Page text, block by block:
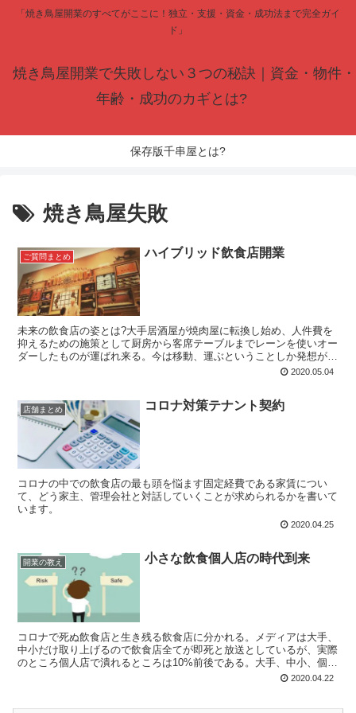
「焼き鳥屋開業のすべてがここに！独立・支援・資金・成功法まで完全ガイ
ド」
焼き鳥屋開業で失敗しない３つの秘訣｜資金・物件・
年齢・成功のカギとは?
保存版千串屋とは?
焼き鳥屋失敗
ご質問まとめ ハイブリッド飲食店開業
未来の飲食店の姿とは?大手居酒屋が焼肉屋に転換し始め、人件費を
抑えるための施策として厨房から客席テーブルまでレーンを使いオー
ダーしたものが運ばれ来る。今は移動、運ぶということしか発想がな
いが10年以内には寿司を人間以上のものをロボットが握りカウンタ
2020.05.04
店舗まとめ コロナ対策テナント契約
コロナの中での飲食店の最も頭を悩ます固定経費である家賃につい
て、どう家主、管理会社と対話していくことが求められるかを書いて
います。
2020.04.25
開業の教え 小さな飲食個人店の時代到来
コロナで死ぬ飲食店と生き残る飲食店に分かれる。メディアは大手、
中小だけ取り上げるので飲食店全てが即死と放送としているが、実際
のところ個人店で潰れるところは10%前後である。大手、中小、個人
2020.04.22